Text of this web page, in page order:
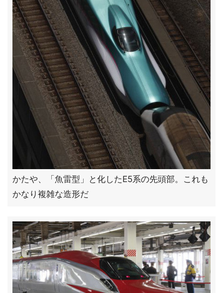
かたや、「魚雷型」と化したE5系の先頭部。これも
かなり複雑な造形だ